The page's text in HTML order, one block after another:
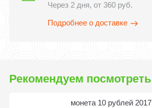
Через 2 дня, от 360 руб.
Подробнее о доставке
Рекомендуем посмотреть
монета 10 рублей 2017